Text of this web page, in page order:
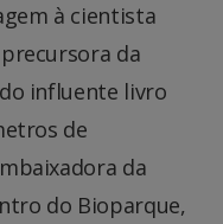
à cientista
da
influente livro
de
da
do Bioparque,